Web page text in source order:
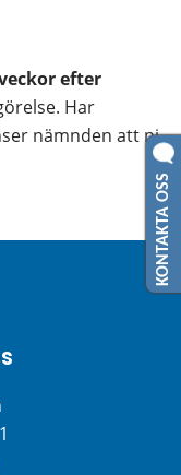
efter
Har
nämnden att ni
KONTAKTA OSS